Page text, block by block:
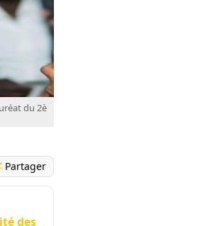
du 2è
Partager
des